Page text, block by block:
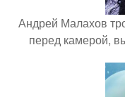
Андрей Малахов
перед камерой,